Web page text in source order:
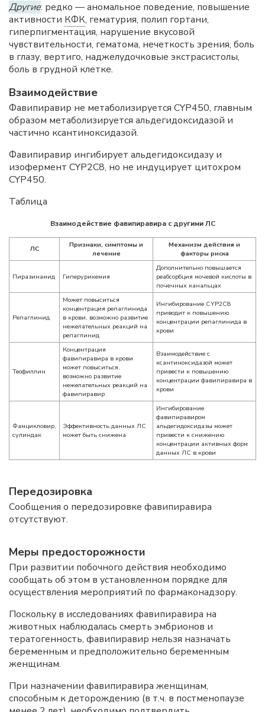
Другие: редко — аномальное поведение, повышение
активности КФК, гематурия, полип гортани,
гиперпигментация, нарушение вкусовой
чувствительности, гематома, нечеткость зрения, боль
в глазу, вертиго, наджелудочковые экстрасистолы,
боль в грудной клетке.
Взаимодействие
Фавипиравир не метаболизируется CYР450, главным
образом метаболизируется альдегидоксидазой и
частично ксантиноксидазой.
Фавипиравир ингибирует альдегидоксидазу и
изофермент CYP2C8, но не индуцирует цитохром
CYР450.
Таблица
Взаимодействие фавипиравира с другими ЛС
ЛС
Признаки, симптомы и
лечение
Механизм действия и
факторы риска
Пиразинамид Гиперурикемия
Дополнительно повышается
реабсорбция мочевой кислоты в
почечных канальцах
Репаглинид
Может повыситься
концентрация репаглинида
в крови, возможно развитие
нежелательных реакций на
репаглинид
Ингибирование CYP2C8
приводит к повышению
концентрации репаглинида в
крови
Теофиллин
Концентрация
фавипиравира в крови
может повыситься,
возможно развитие
нежелательных реакций на
фавипиравир
Взаимодействие с
ксантиноксидазой может
привести к повышению
концентрации фавипиравира в
крови
Фамцикловир,
сулиндак
Эффективность данных ЛС
может быть снижена
Ингибирование
фавипиравиром
альдегидоксидазы может
привести к снижению
концентрации активных форм
данных ЛС в крови
Передозировка
Сообщения о передозировке фавипиравира
отсутствуют.
Меры предосторожности
При развитии побочного действия необходимо
сообщать об этом в установленном порядке для
осуществления мероприятий по фармаконадзору.
Поскольку в исследованиях фавипиравира на
животных наблюдалась смерть эмбрионов и
тератогенность, фавипиравир нельзя назначать
беременным и предположительно беременным
женщинам.
При назначении фавипиравира женщинам,
способным к деторождению (в т.ч. в постменопаузе